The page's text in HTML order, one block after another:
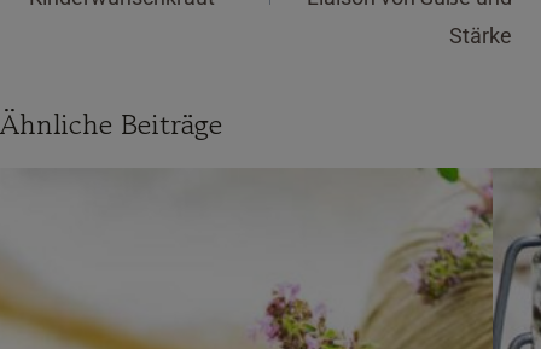
Stärke
Ähnliche Beiträge